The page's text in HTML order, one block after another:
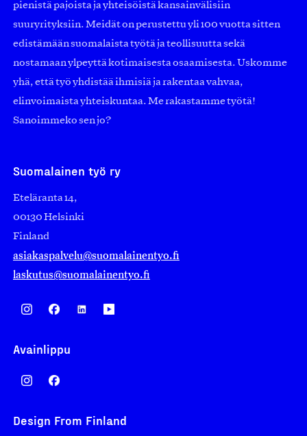
pienistä pajoista ja yhteisöistä kansainvälisiin
suuryrityksiin. Meidät on perustettu yli 100 vuotta sitten
edistämään suomalaista työtä ja teollisuutta sekä
nostamaan ylpeyttä kotimaisesta osaamisesta. Uskomme
yhä, että työ yhdistää ihmisiä ja rakentaa vahvaa,
elinvoimaista yhteiskuntaa. Me rakastamme työtä!
Sanoimmeko sen jo?
Suomalainen työ ry
Eteläranta 14,
00130 Helsinki
Finland
asiakaspalvelu@suomalainentyo.fi
laskutus@suomalainentyo.fi
Avainlippu
Design From Finland